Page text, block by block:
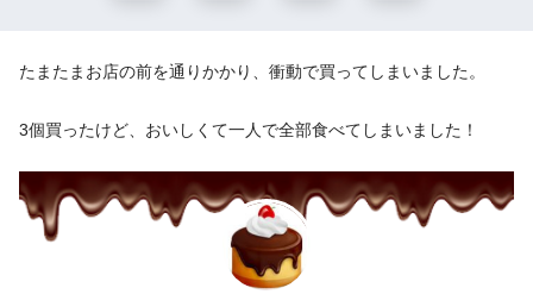
たまたまお店の前を通りかかり、衝動で買ってしまいました。
3個買ったけど、おいしくて一人で全部食べてしまいました！